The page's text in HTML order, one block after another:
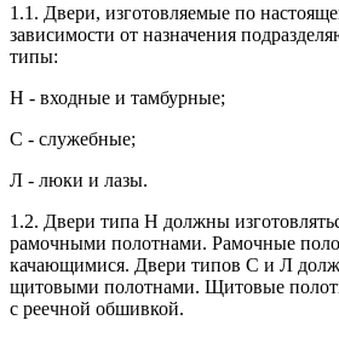
1.1. Двери, изготовляемые по
зависимости от назначения
типы:
Н - входные и тамбурные;
С - служебные;
Л - люки и лазы.
1.2. Двери типа Н должны
рамочными полотнами. Рамочные
качающимися. Двери типов С и Л
щитовыми полотнами. Щитовые
с реечной обшивкой.